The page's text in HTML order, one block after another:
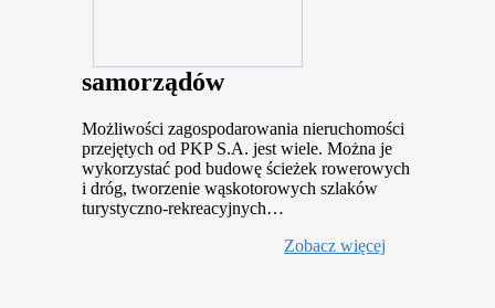
samorządów
Możliwości zagospodarowania nieruchomości
przejętych od PKP S.A. jest wiele. Można je
wykorzystać pod budowę ścieżek rowerowych
i dróg, tworzenie wąskotorowych szlaków
turystyczno-rekreacyjnych…
Zobacz więcej